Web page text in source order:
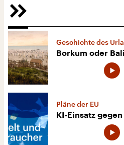
Geschichte des
Borkum oder
Pläne der EU
KI-Einsatz